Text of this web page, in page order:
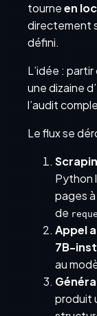
tourneen
directement
défini.
L’idée : partir
une dizaine
l’audit
Le flux se
Python
pages à
de
Appel
7B-
au
produit